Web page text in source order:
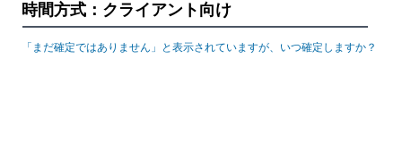
時間方式：クライアント向け
「まだ確定ではありません」と表示されていますが、いつ確定しますか？